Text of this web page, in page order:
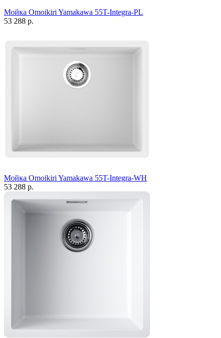
Мойка Omoikiri Yamakawa 55T-Integra-PL
53 288 р.
Мойка Omoikiri Yamakawa 55T-Integra-WH
53 288 р.